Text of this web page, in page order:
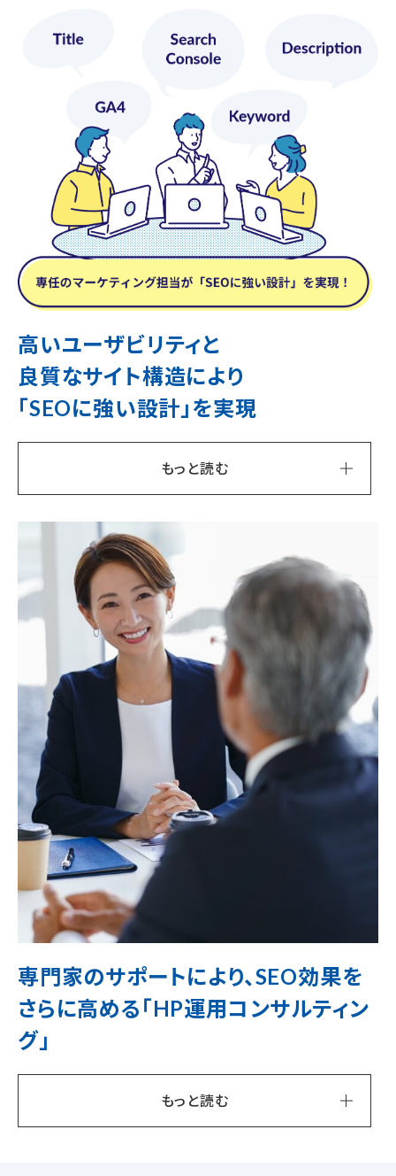
高いユーザビリティと
良質なサイト構造により
「SEOに強い設計」を実現
もっと読む
専門家のサポートにより、SEO効果を
さらに高める「HP運用コンサルティン
グ」
もっと読む